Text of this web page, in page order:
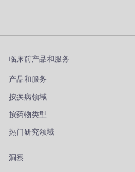
临床前产品和服务
产品和服务
按疾病领域
按药物类型
热门研究领域
洞察